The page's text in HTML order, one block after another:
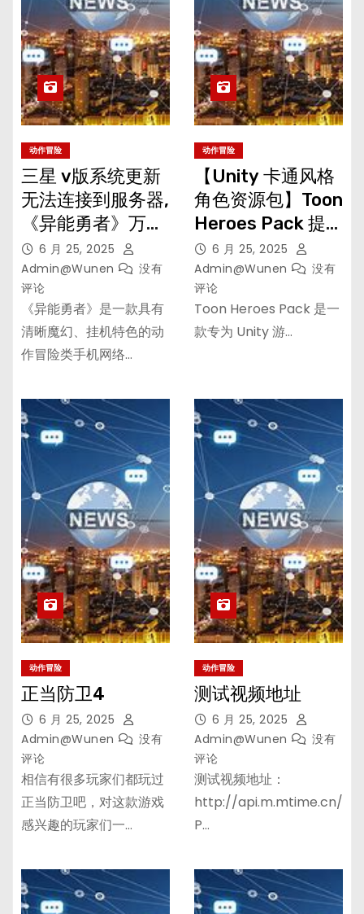
动作冒险
三星 v版系统更新
无法连接到服务器,
《异能勇者》万人
新服紧急新开 更新
最新版领取新服礼
遇…
6 月 25, 2025
Admin@wunen
没有
评论
《异能勇者》是一款具有
清晰魔幻、挂机特色的动
作冒险类手机网络…
动作冒险
【Unity 卡通风格
角色资源包】Toon
Heroes Pack 提
供多种精美的英雄
角色模型和动画，
适用于 3D 动作游
戏、RPG、冒险游
戏等项目
6 月 25, 2025
Admin@wunen
没有
评论
Toon Heroes Pack 是一
款专为 Unity 游…
动作冒险
正当防卫4
6 月 25, 2025
Admin@wunen
没有
评论
相信有很多玩家们都玩过
正当防卫吧，对这款游戏
感兴趣的玩家们一…
动作冒险
测试视频地址
6 月 25, 2025
Admin@wunen
没有
评论
测试视频地址：
http://api.m.mtime.cn/
P…